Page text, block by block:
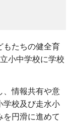
もたちの健全育
小中学校に学校
、情報共有や意
学校及び走水小
を円滑に進めて